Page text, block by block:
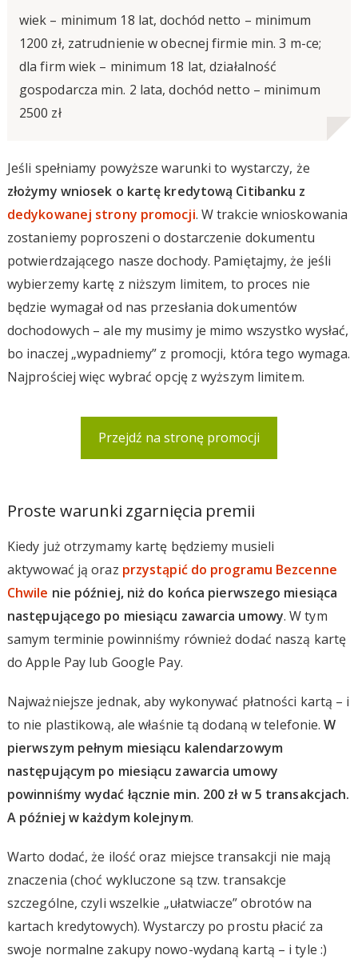
wiek – minimum 18 lat, dochód netto – minimum
1200 zł, zatrudnienie w obecnej firmie min. 3 m-ce;
dla firm wiek – minimum 18 lat, działalność
gospodarcza min. 2 lata, dochód netto – minimum
2500 zł
Jeśli spełniamy powyższe warunki to wystarczy, że
złożymy wniosek o kartę kredytową Citibanku z
dedykowanej strony promocji. W trakcie wnioskowania
zostaniemy poproszeni o dostarczenie dokumentu
potwierdzającego nasze dochody. Pamiętajmy, że jeśli
wybierzemy kartę z niższym limitem, to proces nie
będzie wymagał od nas przesłania dokumentów
dochodowych – ale my musimy je mimo wszystko wysłać,
bo inaczej „wypadniemy” z promocji, która tego wymaga.
Najprościej więc wybrać opcję z wyższym limitem.
Przejdź na stronę promocji
Proste warunki zgarnięcia premii
Kiedy już otrzymamy kartę będziemy musieli
aktywować ją oraz przystąpić do programu Bezcenne
Chwile nie później, niż do końca pierwszego miesiąca
następującego po miesiącu zawarcia umowy. W tym
samym terminie powinniśmy również dodać naszą kartę
do Apple Pay lub Google Pay.
Najważniejsze jednak, aby wykonywać płatności kartą – i
to nie plastikową, ale właśnie tą dodaną w telefonie.W
pierwszym pełnym miesiącu kalendarzowym
następującym po miesiącu zawarcia umowy
powinniśmy wydać łącznie min. 200 zł w 5 transakcjach.
A później w każdym kolejnym.
Warto dodać, że ilość oraz miejsce transakcji nie mają
znaczenia (choć wykluczone są tzw. transakcje
szczególne, czyli wszelkie „ułatwiacze” obrotów na
kartach kredytowych). Wystarczy po prostu płacić za
swoje normalne zakupy nowo-wydaną kartą – i tyle :)